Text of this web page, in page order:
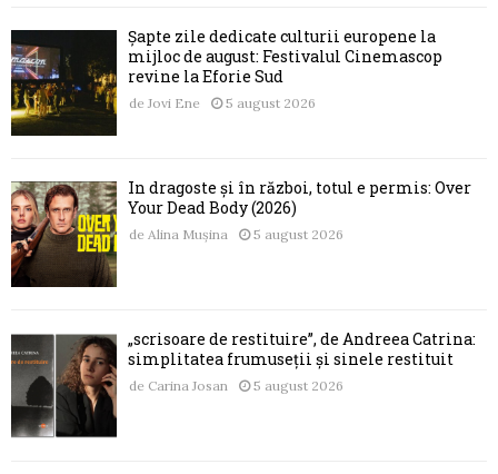
Șapte zile dedicate culturii europene la
mijloc de august: Festivalul Cinemascop
revine la Eforie Sud
de Jovi Ene 5 august 2026
În dragoste și în război, totul e permis: Over
Your Dead Body (2026)
de Alina Mușina 5 august 2026
„scrisoare de restituire”, de Andreea Catrina:
simplitatea frumuseții și sinele restituit
de Carina Josan 5 august 2026